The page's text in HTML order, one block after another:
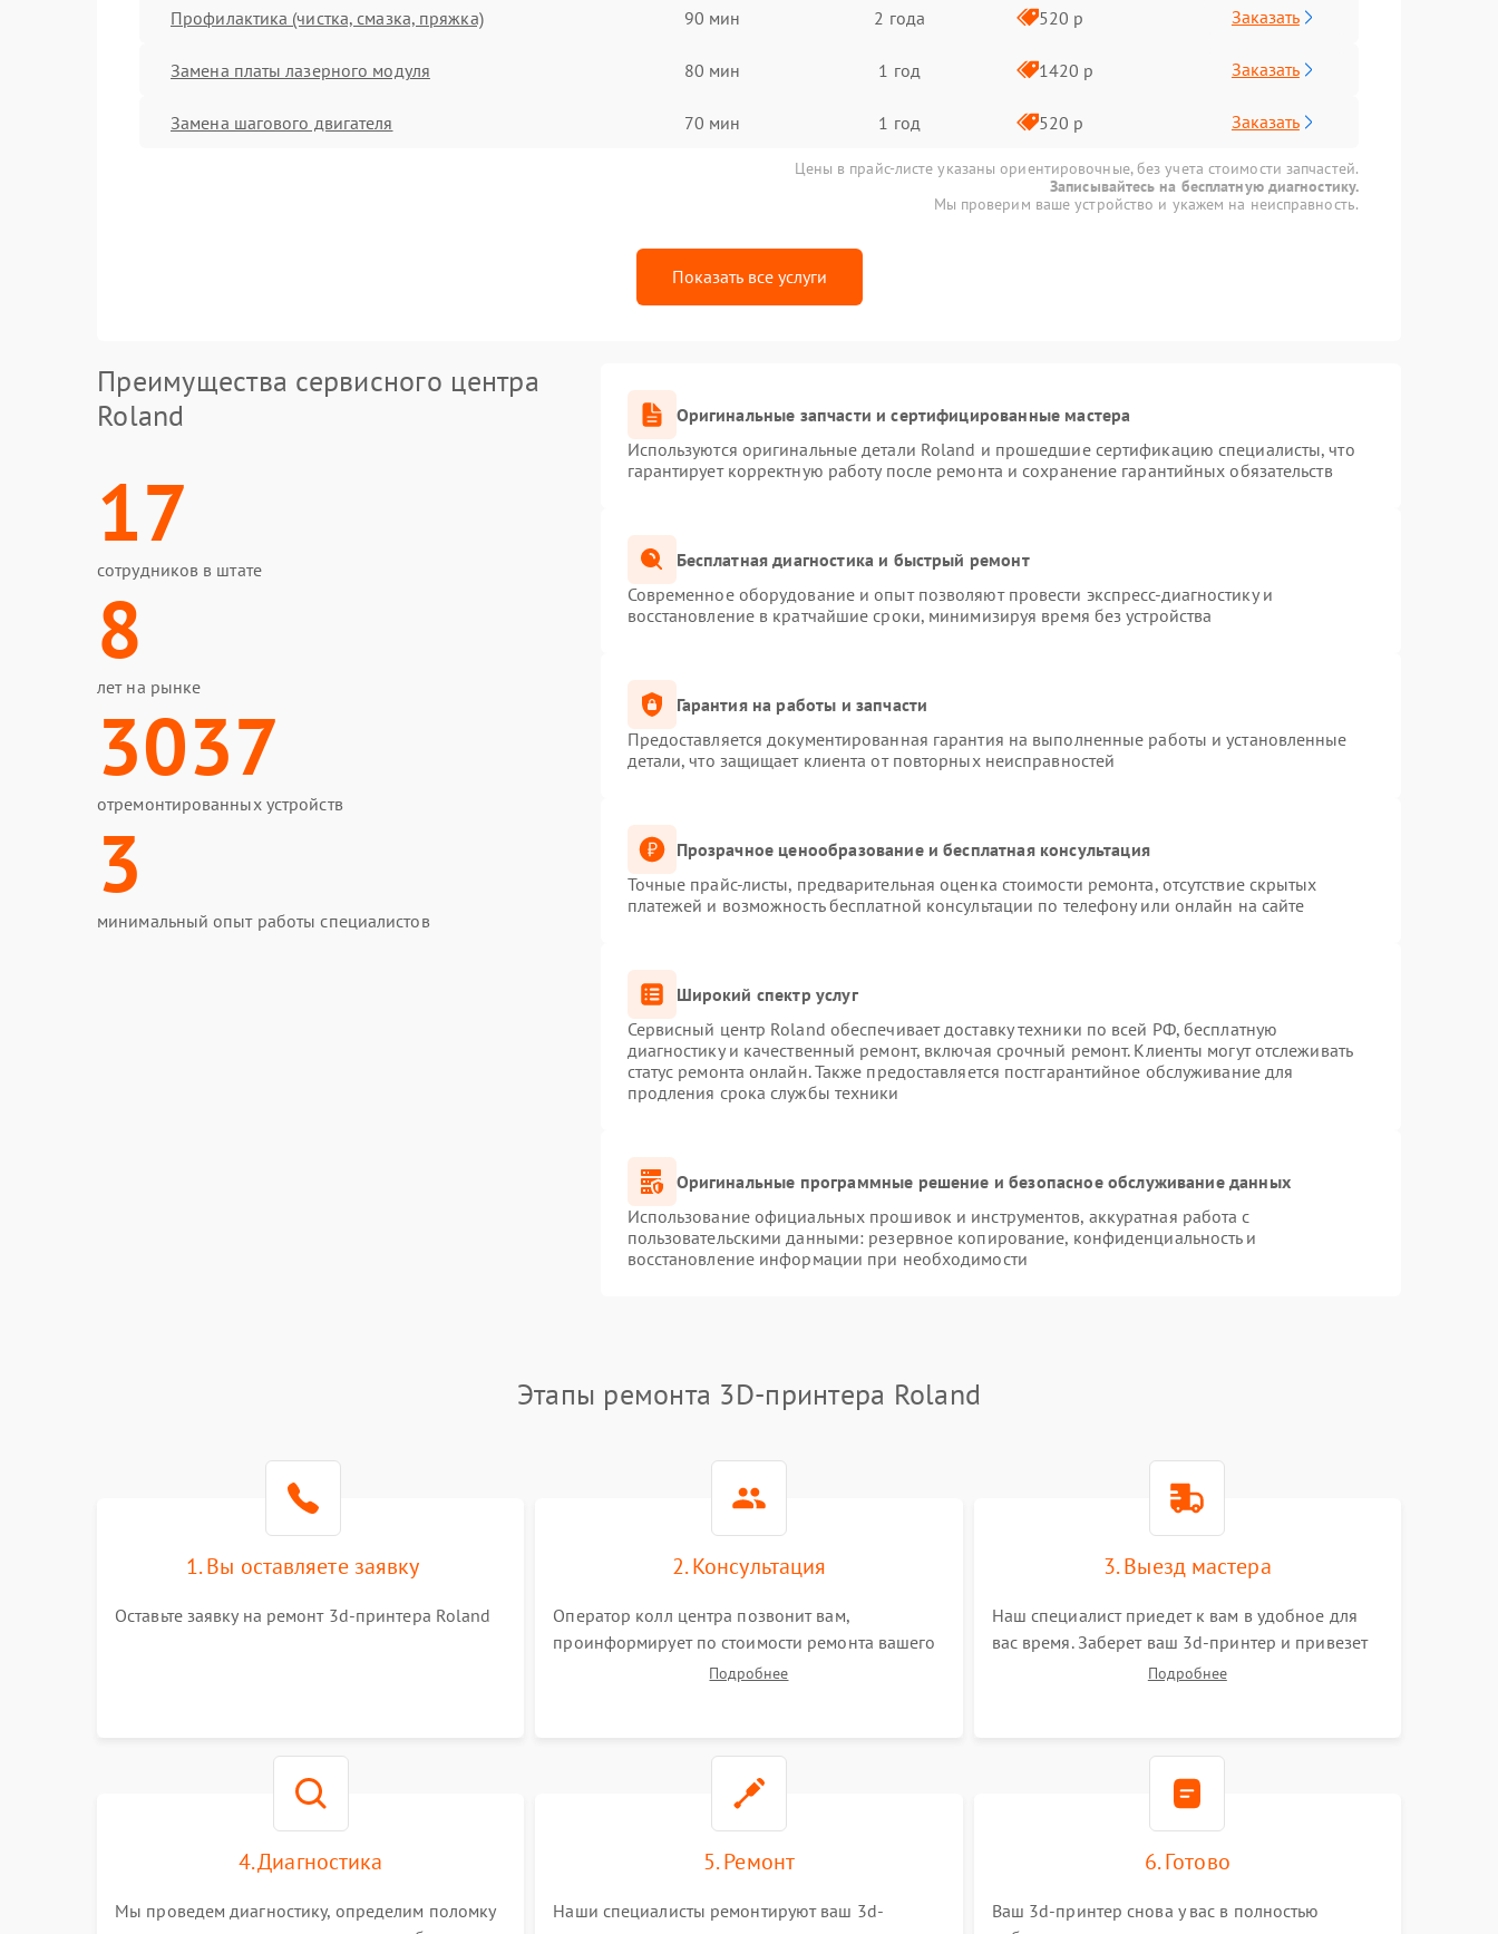
Профилактика (чистка, смазка, пряжка) 90 мин 2 года 520 р Заказать
Замена платы лазерного модуля 80 мин 1 год 1420 р Заказать
Замена шагового двигателя 70 мин 1 год 520 р Заказать
Цены в прайс-листе указаны ориентировочные, без учета стоимости запчастей.
Записывайтесь на бесплатную диагностику.
Мы проверим ваше устройство и укажем на неисправность.
Показать все услуги
Преимущества сервисного центра
Roland
17
сотрудников в штате
8
лет на рынке
3037
отремонтированных устройств
3
минимальный опыт работы специалистов
Оригинальные запчасти и сертифицированные мастера
Используются оригинальные детали Roland и прошедшие сертификацию специалисты, что
гарантирует корректную работу после ремонта и сохранение гарантийных обязательств
Бесплатная диагностика и быстрый ремонт
Современное оборудование и опыт позволяют провести экспресс-диагностику и
восстановление в кратчайшие сроки, минимизируя время без устройства
Гарантия на работы и запчасти
Предоставляется документированная гарантия на выполненные работы и установленные
детали, что защищает клиента от повторных неисправностей
Прозрачное ценообразование и бесплатная консультация
Точные прайс-листы, предварительная оценка стоимости ремонта, отсутствие скрытых
платежей и возможность бесплатной консультации по телефону или онлайн на сайте
Широкий спектр услуг
Сервисный центр Roland обеспечивает доставку техники по всей РФ, бесплатную
диагностику и качественный ремонт, включая срочный ремонт. Клиенты могут отслеживать
статус ремонта онлайн. Также предоставляется постгарантийное обслуживание для
продления срока службы техники
Оригинальные программные решение и безопасное обслуживание данных
Использование официальных прошивок и инструментов, аккуратная работа с
пользовательскими данными: резервное копирование, конфиденциальность и
восстановление информации при необходимости
Этапы ремонта 3D-принтера Roland
1. Вы оставляете заявку
Оставьте заявку на ремонт 3d-принтера Roland
2. Консультация
Оператор колл центра позвонит вам,
проинформирует по стоимости ремонта вашего
3d-принтера а также ответит на все ваши
Подробнее
3. Выезд мастера
Наш специалист приедет к вам в удобное для
вас время. Заберет ваш 3d-принтер и привезет
на склад для диагностики.
Подробнее
4. Диагностика
Мы проведем диагностику, определим поломку
5. Ремонт
Наши специалисты ремонтируют ваш 3d-
6. Готово
Ваш 3d-принтер снова у вас в полностью